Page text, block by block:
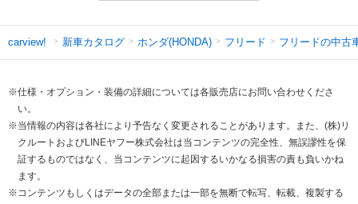
carview! 新車カタログ ホンダ(HONDA) フリード フリードの中古
※仕様・オプション・装備の詳細については各販売店にお問い合わせくださ
い。
※当情報の内容は各社により予告なく変更されることがあります。また、(株)リ
クルートおよびLINEヤフー株式会社は当コンテンツの完全性、無誤謬性を保
証するものではなく、当コンテンツに起因するいかなる損害の責も負いかね
ます。
※コンテンツもしくはデータの全部または一部を無断で転写、転載、複製する